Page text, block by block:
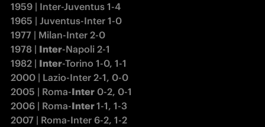
1959 | Inter-Juventus 1-4
1965 | Juventus-Inter 1-0
1977 | Milan-Inter 2-0
1978 | Inter-Napoli 2-1
1982 | Inter-Torino 1-0, 1-1
2000 | Lazio-Inter 2-1, 0-0
2005 | Roma-Inter 0-2, 0-1
2006 | Roma-Inter 1-1, 1-3
2007 | Roma-Inter 6-2, 1-2